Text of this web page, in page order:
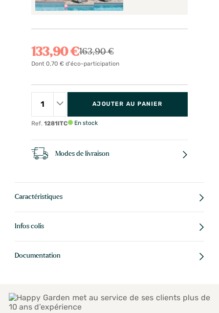
133,90 €163,90 €
Dont 0,70 € d'éco-participation
Ref. 1281ITC
AJOUTER AU PANIER
En stock
Modes de livraison
Caractéristiques
Infos colis
Documentation